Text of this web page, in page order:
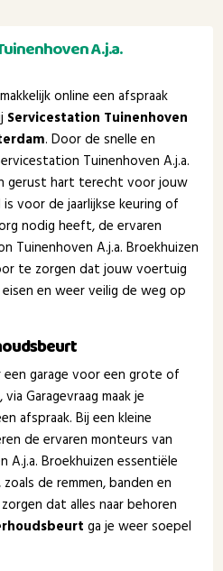
A.j.a.
online een afspraak
Servicestation Tuinenhoven
. Door de snelle en
Tuinenhoven A.j.a.
gerust hart terecht voor jouw
voor de jaarlijkse keuring of
nodig heeft, de ervaren
Tuinenhoven A.j.a. Broekhuizen
te zorgen dat jouw voertuig
en weer veilig de weg op
garage voor een grote of
, via Garagevraag maak je
afspraak. Bij een kleine
de ervaren monteurs van
A.j.a. Broekhuizen essentiële
de remmen, banden en
dat alles naar behoren
ga je weer soepel